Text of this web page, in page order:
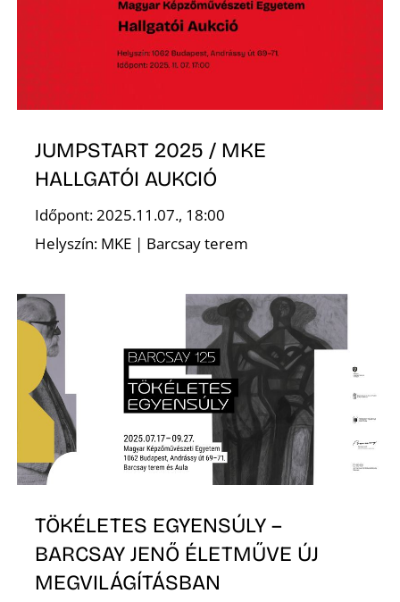
JUMPSTART 2025 / MKE
HALLGATÓI AUKCIÓ
Időpont: 2025.11.07., 18:00
Helyszín: MKE | Barcsay terem
TÖKÉLETES EGYENSÚLY –
BARCSAY JENŐ ÉLETMŰVE ÚJ
MEGVILÁGÍTÁSBAN